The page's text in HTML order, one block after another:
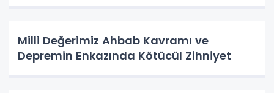
Milli Değerimiz Ahbab Kavramı ve
Depremin Enkazında Kötücül Zihniyet